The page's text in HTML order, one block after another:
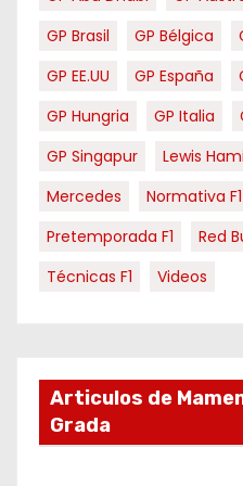
GP Brasil
GP Bélgica
GP EE.UU
GP España
GP Hungria
GP Italia
GP Singapur
Lewis
Mercedes
Normativa F1
Pretemporada F1
Red
Técnicas F1
Videos
Articulos de
Grada